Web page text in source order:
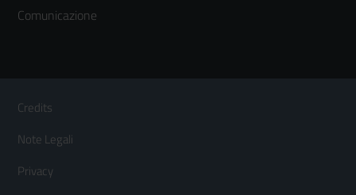
Comunicazione
Footer
Menù
orizzontale
Credits
Note Legali
Privacy